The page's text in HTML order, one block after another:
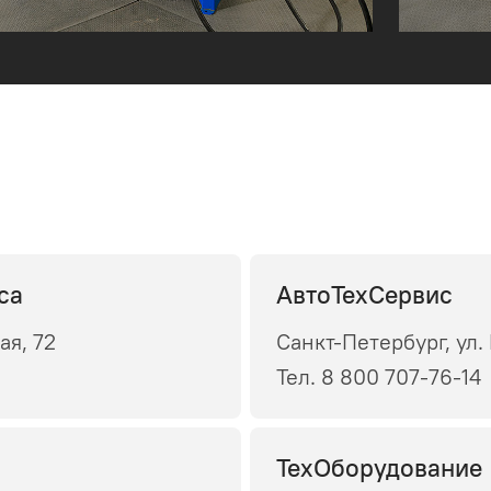
72
АвтоТехСервис
Санкт-Петербург,
Тел. 8 800 707-76-14
ТехОборудование